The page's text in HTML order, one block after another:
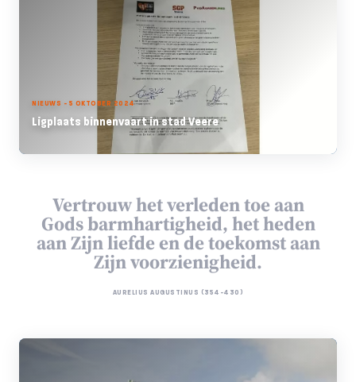
NIEUWS - 5 OKTOBER 2024
Ligplaats binnenvaart in stad Veere
Vertrouw het verleden toe aan
Gods barmhartigheid, het heden
aan Zijn liefde en de toekomst aan
Zijn voorzienigheid.
AURELIUS AUGUSTINUS (354-430)